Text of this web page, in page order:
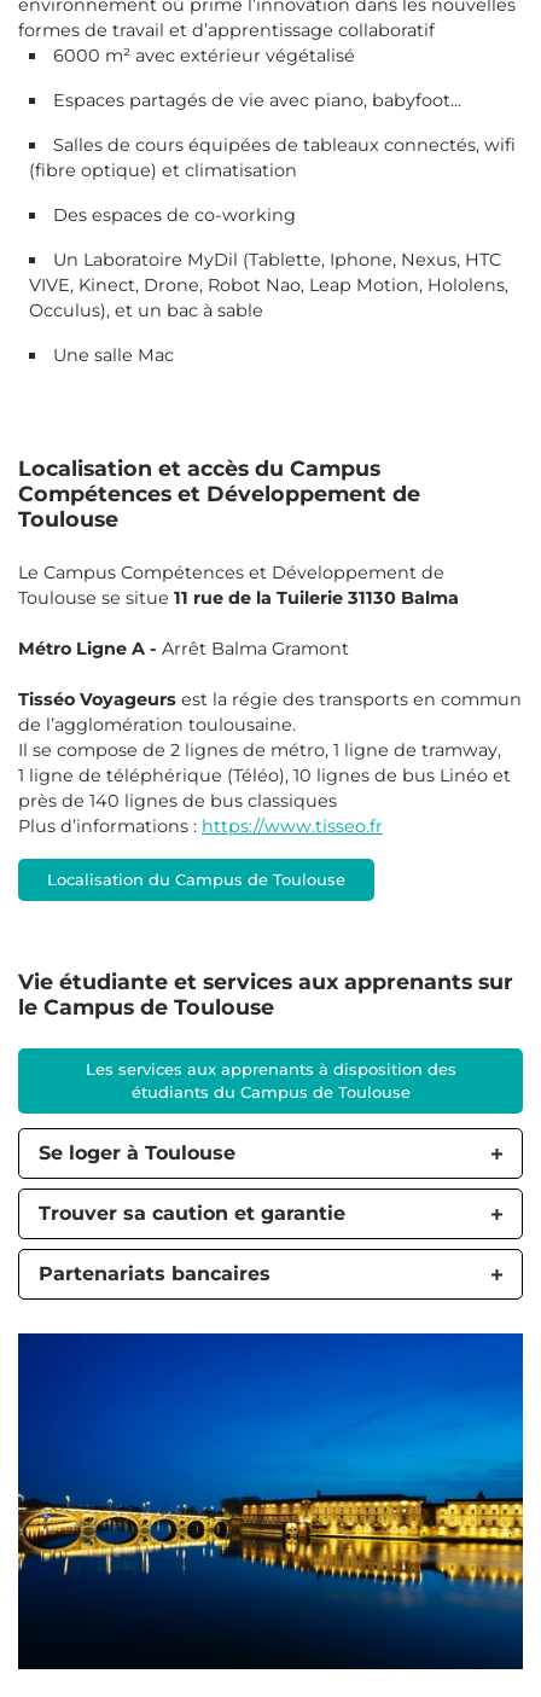
formes de travail et d’apprentissage collaboratif
6000 m² avec extérieur végétalisé
Espaces partagés de vie avec piano, babyfoot...
Salles de cours équipées de tableaux connectés, wifi
(fibre optique) et climatisation
Des espaces de co-working
Un Laboratoire MyDil (Tablette, Iphone, Nexus, HTC
VIVE, Kinect, Drone, Robot Nao, Leap Motion, Hololens,
Occulus), et un bac à sable
Une salle Mac
Localisation et accès du Campus
Compétences et Développement de
Toulouse
Le Campus Compétences et Développement de
Toulouse se situe 11 rue de la Tuilerie 31130 Balma
Métro Ligne A - Arrêt Balma Gramont
Tisséo Voyageurs est la régie des transports en commun
de l’agglomération toulousaine.
Il se compose de 2 lignes de métro, 1 ligne de tramway,
1 ligne de téléphérique (Téléo), 10 lignes de bus Linéo et
près de 140 lignes de bus classiques
Plus d’informations : https://www.tisseo.fr
Localisation du Campus de Toulouse
Vie étudiante et services aux apprenants sur
le Campus de Toulouse
Les services aux apprenants à disposition des
étudiants du Campus de Toulouse
Se loger à Toulouse
Trouver sa caution et garantie
Partenariats bancaires